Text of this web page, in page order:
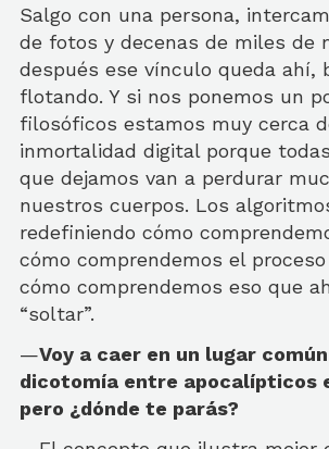
Salgo con una persona,
de fotos y decenas de miles de
después ese vínculo queda ahí,
flotando. Y si nos ponemos un
filosóficos estamos muy cerca
inmortalidad digital porque
que dejamos van a perdurar
nuestros cuerpos. Los
redefiniendo cómo
cómo comprendemos el
cómo comprendemos eso que
“soltar”.
—Voy a caer en un lugar
dicotomía entre apocalípticos
pero ¿dónde te parás?